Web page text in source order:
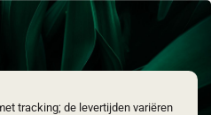
tracking; de levertijden variëren